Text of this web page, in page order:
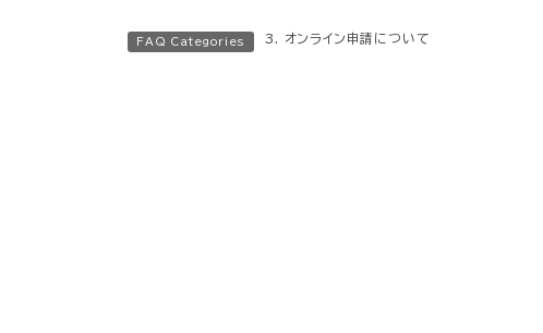
FAQ Categories 3. オンライン申請について